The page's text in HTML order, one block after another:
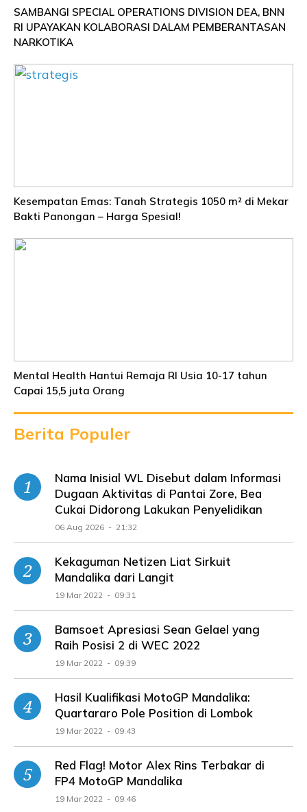
SAMBANGI SPECIAL OPERATIONS DIVISION DEA, BNN
RI UPAYAKAN KOLABORASI DALAM PEMBERANTASAN
NARKOTIKA
Kesempatan Emas: Tanah Strategis 1050 m² di Mekar
Bakti Panongan – Harga Spesial!
Mental Health Hantui Remaja RI Usia 10-17 tahun
Capai 15,5 juta Orang
Berita Populer
Nama Inisial WL Disebut dalam Informasi
Dugaan Aktivitas di Pantai Zore, Bea
Cukai Didorong Lakukan Penyelidikan
06 Aug 2026 - 21:32
Kekaguman Netizen Liat Sirkuit
Mandalika dari Langit
19 Mar 2022 - 09:31
Bamsoet Apresiasi Sean Gelael yang
Raih Posisi 2 di WEC 2022
19 Mar 2022 - 09:39
Hasil Kualifikasi MotoGP Mandalika:
Quartararo Pole Position di Lombok
19 Mar 2022 - 09:43
Red Flag! Motor Alex Rins Terbakar di
FP4 MotoGP Mandalika
19 Mar 2022 - 09:46